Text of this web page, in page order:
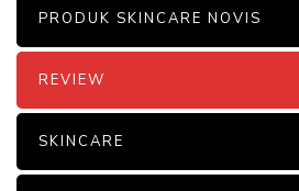
PRODUK SKINCARE NOVIS
REVIEW
SKINCARE